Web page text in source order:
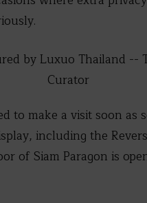
to make a visit soon
including the
of Siam Paragon is